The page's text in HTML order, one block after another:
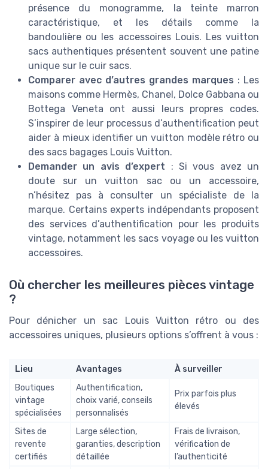
présence du monogramme, la teinte marron
caractéristique, et les détails comme la
bandoulière ou les accessoires Louis. Les vuitton
sacs authentiques présentent souvent une patine
unique sur le cuir sacs.
Comparer avec d’autres grandes marques : Les
maisons comme Hermès, Chanel, Dolce Gabbana ou
Bottega Veneta ont aussi leurs propres codes.
S’inspirer de leur processus d’authentification peut
aider à mieux identifier un vuitton modèle rétro ou
des sacs bagages Louis Vuitton.
Demander un avis d’expert : Si vous avez un
doute sur un vuitton sac ou un accessoire,
n’hésitez pas à consulter un spécialiste de la
marque. Certains experts indépendants proposent
des services d’authentification pour les produits
vintage, notamment les sacs voyage ou les vuitton
accessoires.
Où chercher les meilleures pièces vintage
?
Pour dénicher un sac Louis Vuitton rétro ou des
accessoires uniques, plusieurs options s’offrent à vous :
Lieu Avantages
À surveiller
Boutiques
vintage
spécialisées
Authentification,
choix varié, conseils
personnalisés
Prix parfois plus
élevés
Sites de
revente
certifiés
Large sélection,
garanties, description
détaillée
Frais de livraison,
vérification de
l’authenticité